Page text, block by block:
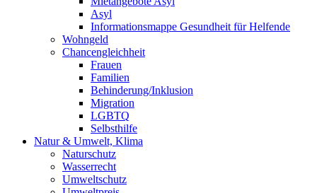
Asyl
Informationsmappe Gesundheit für Helfende
Wohngeld
Chancengleichheit
Frauen
Familien
Behinderung/Inklusion
Migration
LGBTQ
Selbsthilfe
Natur & Umwelt, Klima
Naturschutz
Wasserrecht
Umweltschutz